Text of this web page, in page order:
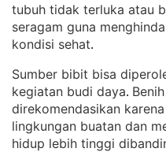
tubuh tidak terluka atau
seragam guna
kondisi sehat.
Sumber bibit bisa
kegiatan budi daya.
direkomendasikan
lingkungan buatan dan
hidup lebih tinggi